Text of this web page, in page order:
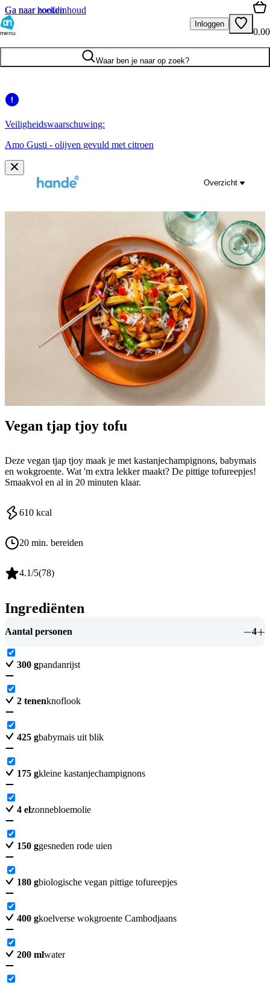
Ga naar hoofdinhoud
Ga naar zoeken
menu
Inloggen
0.00
Waar ben je naar op zoek?
Veiligheidswaarschuwing:
Amo Gusti - olijven gevuld met citroen
Overzicht
Vegan tjap tjoy tofu
Deze vegan tjap tjoy maak je met kastanjechampignons, babymais
en wokgroente. Wat 'm extra lekker maakt? De pittige tofureepjes!
Smaakvol en al in 20 minuten klaar.
610 kcal
20 min. bereiden
4.1/5(78)
Ingrediënten
Aantal personen 4
300 gpandanrijst
2 tenenknoflook
425 gbabymais uit blik
175 gkleine kastanjechampignons
4 elzonnebloemolie
150 ggesneden rode uien
180 gbiologische vegan pittige tofureepjes
400 gkoelverse wokgroente Cambodjaans
200 mlwater